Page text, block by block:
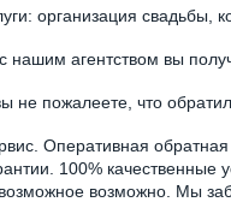
организация свадьбы,
нашим агентством вы
не пожалеете, что
Оперативная
100% качественные
возможно. Мы